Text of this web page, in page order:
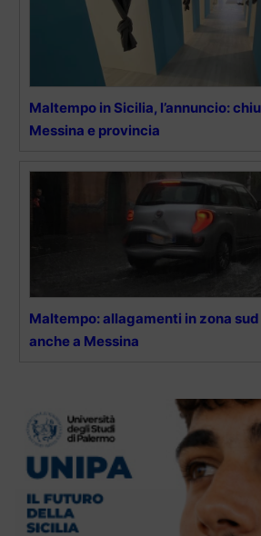
Maltempo in Sicilia, l’annuncio:
Messina e provincia
Maltempo: allagamenti in zona
anche a Messina